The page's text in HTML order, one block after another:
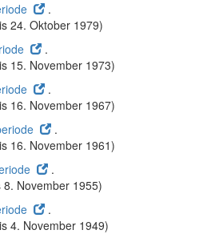
.
24. Oktober 1979)
.
15. November 1973)
.
16. November 1967)
.
16. November 1961)
.
November 1955)
.
4. November 1949)